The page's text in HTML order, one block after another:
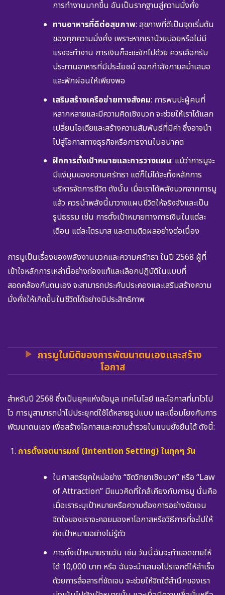
การทำงานมากขึ้น อันเป็นรากฐานสู่ความมั่งคั่ง
ทานอาหารที่ดีต่อสุขภาพ: สุขภาพที่ดีเป็นจุดเริ่มต้น
ของทุกความมั่งคั่ง เพราะหากเราป่วยบ่อยหรือไม่มี
แรงจะทำงาน การเงินก็จะชะงักไปด้วย ควรเลือกรับ
ประทานอาหารที่มีประโยชน์ ออกกำลังกายสม่ำเสมอ
และพักผ่อนให้เพียงพอ
เสริมสร้างเครือข่ายทางสังคม: การพบปะผู้คนที่
หลากหลายและมีความคิดเชิงบวก จะช่วยให้เราได้แลก
เปลี่ยนไอเดียและสร้างความสัมพันธ์ที่มีค่า ซึ่งอาจนำ
ไปสู่โอกาสทางธุรกิจหรือการงานในอนาคต
ฝึกการตั้งเป้าหมายและการวางแผน: แม้ว่าการมูจะ
มีแง่มุมของความศรัทธา แต่ก็ไม่ได้ละทิ้งหลักการ
บริหารจัดการชีวิต ดังนั้น เมื่อเราได้พลังบวกจากการมู
แล้ว ควรนำพลังนี้มาวางแผนชีวิตให้จริงจังและเป็น
รูปธรรม เช่น การตั้งเป้าหมายทางการเงินในแต่ละ
เดือน แต่ละไตรมาส และตามติดผลอย่างต่อเนื่อง
การมูเป็นเรื่องของพลังงานบวกและความศรัทธา ในปี 2568 ผู้ที่
เข้าใจหลักการเหล่านี้อย่างถ่องแท้และเลือกปฏิบัติในแบบที่
สอดคล้องกับตนเอง จะสามารถประคับประคองและเสริมสร้างความ
มั่งคั่งให้เกิดขึ้นในชีวิตได้อย่างมีประสิทธิภาพ
การมูในมิติของการพัฒนาตนเองและสร้าง
โอกาส
สำหรับปี 2568 ซึ่งเป็นยุคแห่งข้อมูล เทคโนโลยี และโอกาสที่มาไวไป
ไว การมูสามารถนำไปประยุกต์ใช้ได้หลายรูปแบบ และเชื่อมโยงกับการ
พัฒนาตนเอง เพื่อสร้างโอกาสและความร่ำรวยในแบบยั่งยืนได้ ดังนี้:
การตั้งเจตนารมณ์ (Intention Setting) ในทุกๆ วัน
ในศาสตร์ยุคใหม่อย่าง “จิตวิทยาเชิงบวก” หรือ “Law
of Attraction” มีแนวคิดที่ใกล้เคียงกับการมู นั่นคือ
เมื่อเราระบุเป้าหมายหรือความต้องการอย่างชัดเจน
จิตใจของเราจะคอยมองหาโอกาสหรือวิธีการที่จะไปให้
ถึงเป้าหมายอย่างไม่รู้ตัว
การตั้งเป้าหมายรายวัน เช่น วันนี้ฉันจะทำยอดขายให้
ได้ 10,000 บาท หรือ ฉันจะนำเสนอโปรเจกต์ให้สำเร็จ
ด้วยการสื่อสารที่ชัดเจน จะช่วยให้จิตใต้สำนึกของเรา